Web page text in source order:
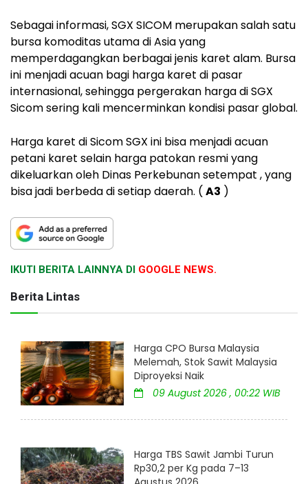
Sebagai informasi, SGX SICOM merupakan salah satu
bursa komoditas utama di Asia yang
memperdagangkan berbagai jenis karet alam. Bursa
ini menjadi acuan bagi harga karet di pasar
internasional, sehingga pergerakan harga di SGX
Sicom sering kali mencerminkan kondisi pasar global.
Harga karet di Sicom SGX ini bisa menjadi acuan
petani karet selain harga patokan resmi yang
dikeluarkan oleh Dinas Perkebunan setempat , yang
bisa jadi berbeda di setiap daerah. ( A3 )
IKUTI BERITA LAINNYA DI GOOGLE NEWS.
Berita Lintas
Harga CPO Bursa Malaysia
Melemah, Stok Sawit Malaysia
Diproyeksi Naik
09 August 2026 , 00:22 WIB
Harga TBS Sawit Jambi Turun
Rp30,2 per Kg pada 7–13